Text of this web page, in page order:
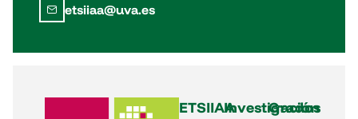
etsiiaa@uva.es
ETSIIAAInvestigación
Grados